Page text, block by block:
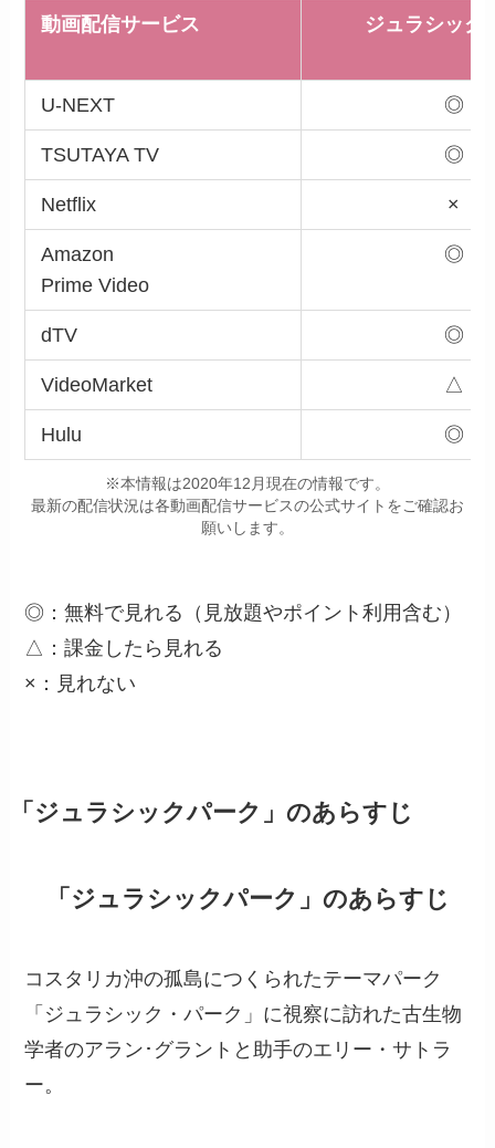
動画配信サービス ジュラシック
U-NEXT ◎
TSUTAYA TV ◎
Netflix ×
Amazon
Prime Video
◎
dTV ◎
VideoMarket △
Hulu ◎
※本情報は2020年12月現在の情報です。
最新の配信状況は各動画配信サービスの公式サイトをご確認お
願いします。
◎：無料で見れる（見放題やポイント利用含む）
△：課金したら見れる
×：見れない
「ジュラシックパーク」のあらすじ
「ジュラシックパーク」のあらすじ
コスタリカ沖の孤島につくられたテーマパーク
「ジュラシック・パーク」に視察に訪れた古生物
学者のアラン･グラントと助手のエリー・サトラ
ー。